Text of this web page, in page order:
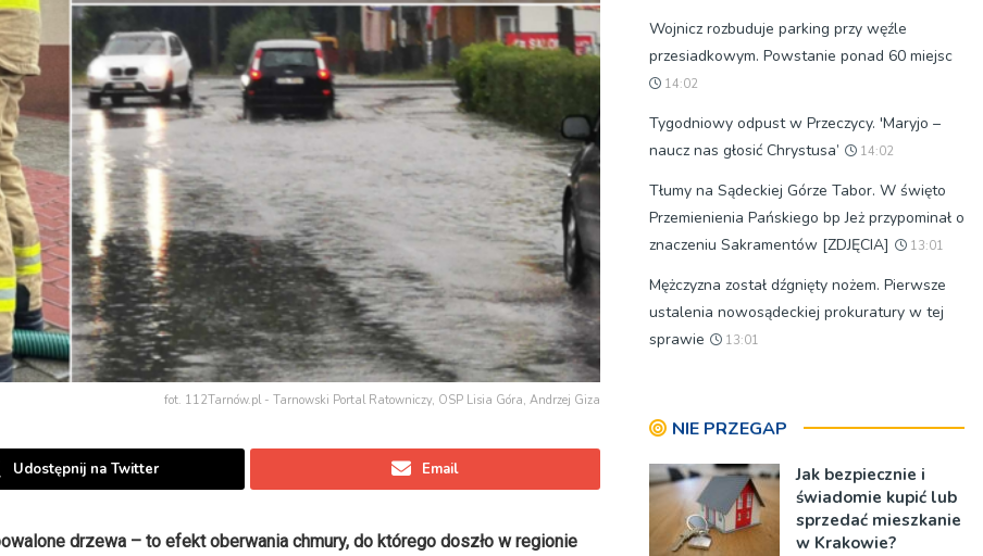
fot. 112Tarnów.pl - Tarnowski Portal Ratowniczy, OSP Lisia Góra, Andrzej Giza
Udostępnij na Twitter Email
drzewa – to efekt oberwania chmury, do którego doszło w regionie
Wojnicz rozbuduje parking przy węźle
przesiadkowym. Powstanie ponad 60 miejsc
14:02
Tygodniowy odpust w Przeczycy. 'Maryjo –
naucz nas głosić Chrystusa’
14:02
Tłumy na Sądeckiej Górze Tabor. W święto
Przemienienia Pańskiego bp Jeż przypominał o
znaczeniu Sakramentów [ZDJĘCIA]
13:01
Mężczyzna został dźgnięty nożem. Pierwsze
ustalenia nowosądeckiej prokuratury w tej
sprawie
13:01
NIE PRZEGAP
Jak bezpiecznie i
świadomie kupić lub
sprzedać mieszkanie
w Krakowie?